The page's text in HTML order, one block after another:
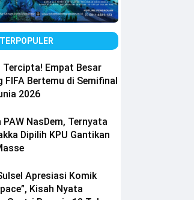
TERPOPULER
Tercipta! Empat Besar
FIFA Bertemu di Semifinal
2026
PAW NasDem, Ternyata
Dipilih KPU Gantikan
Apresiasi Komik
Kisah Nyata